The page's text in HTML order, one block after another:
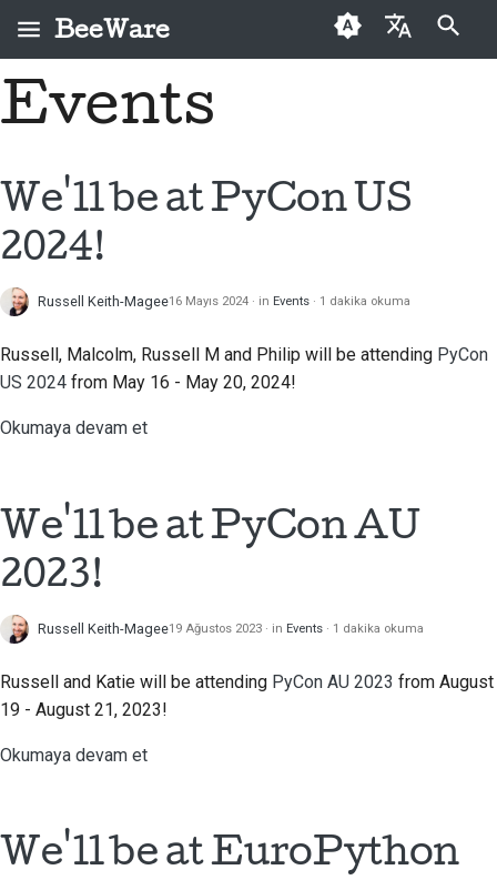
BeeWare
Español
فارسی
한국어
Tiếng Việt
Arama başlatılıyor
BeeWare nedir?
Arı Ekibi
İletişim
Marka kılavuzu
BeeWare Topluluğu
Yönetişim
Kiralanabilir
İlk kez katkıda
Katkı kılavuzu
uygulayın
Bir sorunu öncelik
Çekme isteğini incele
Araçları kullanın
Şubeden çalışmak
ve test etme
Sprint kılavuzu
Meydan okuma paraları
2026
2022
2021
2020
2018
2017
2016
2014
2013
Events
We'll be at PyCon US
2024!
Russell Keith-Magee16 Mayıs 2024 in Events 1 dakika okuma
Russell, Malcolm, Russell M and Philip will be attending PyCon
US 2024 from May 16 - May 20, 2024!
Okumaya devam et
We'll be at PyCon AU
2023!
Russell Keith-Magee19 Ağustos 2023 in Events 1 dakika okuma
Russell and Katie will be attending PyCon AU 2023 from August
19 - August 21, 2023!
Okumaya devam et
We'll be at EuroPython